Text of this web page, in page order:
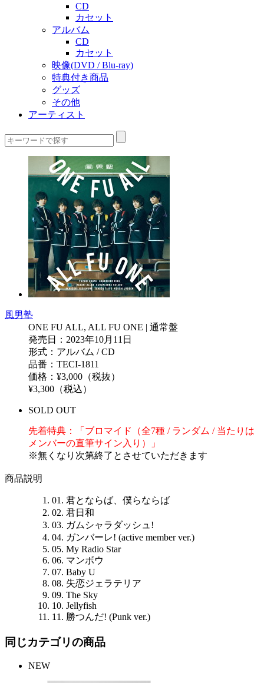
CD
カセット
アルバム
CD
カセット
映像(DVD / Blu-ray)
特典付き商品
グッズ
その他
アーティスト
風男塾
ONE FU ALL, ALL FU ONE | 通常盤
発売日：2023年10月11日
形式：アルバム / CD
品番：TECI-1811
価格：¥3,000（税抜）
¥3,300（税込）
SOLD OUT
先着特典：「ブロマイド（全7種 / ランダム / 当たりは
メンバーの直筆サイン入り）」
※無くなり次第終了とさせていただきます
商品説明
01. 君とならば、僕らならば
02. 君日和
03. ガムシャラダッシュ!
04. ガンバーレ! (active member ver.)
05. My Radio Star
06. マンボウ
07. Baby U
08. 失恋ジェラテリア
09. The Sky
10. Jellyfish
11. 勝つんだ! (Punk ver.)
同じカテゴリの商品
NEW